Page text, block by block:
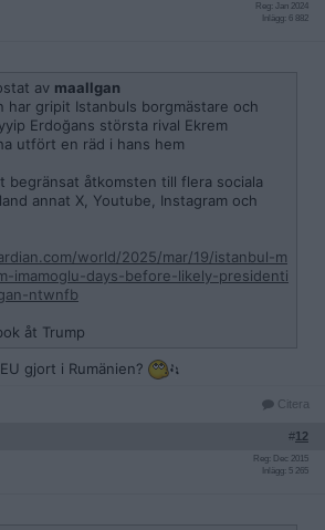
Reg: Jan 2024
Inlägg: 6 882
av maallgan
har gripit Istanbuls borgmästare och
Erdoğans största rival Ekrem
utfört en räd i hans hem
begränsat åtkomsten till flera sociala
annat X, Youtube, Instagram och
world/2025/mar/19/istanbul-m
imamoglu-days-before-likely-presidenti
ntwnfb
åt Trump
gjort i Rumänien?
Citera
#12
Reg: Dec 2015
Inlägg: 5 265